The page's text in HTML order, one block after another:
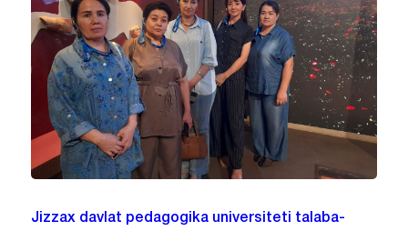
Jizzax davlat pedagogika universiteti talaba-